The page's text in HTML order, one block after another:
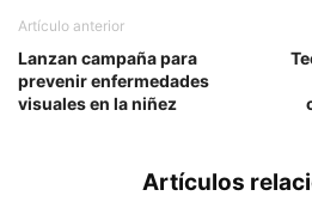
Artículo anterior
Lanzan campaña para
prevenir enfermedades
visuales en la niñez
Artículos